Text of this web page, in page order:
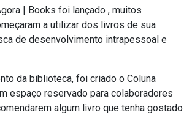
| Books foi lançado , muitos
a utilizar dos livros de sua
de desenvolvimento intrapessoal e
da biblioteca, foi criado o Coluna
espaço reservado para colaboradores
algum livro que tenha gostado